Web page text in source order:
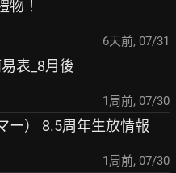
物！
6天前, 07/31
表_8月後
1周前, 07/30
ー） 8.5周年生放情報
1周前, 07/30